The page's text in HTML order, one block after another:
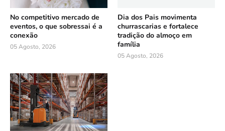
No competitivo mercado de
eventos, o que sobressai é a
conexão
05 Agosto, 2026
Dia dos Pais movimenta
churrascarias e fortalece
tradição do almoço em
família
05 Agosto, 2026